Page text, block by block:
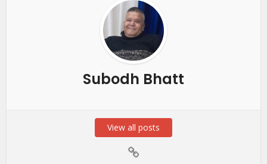
Subodh Bhatt
View all posts